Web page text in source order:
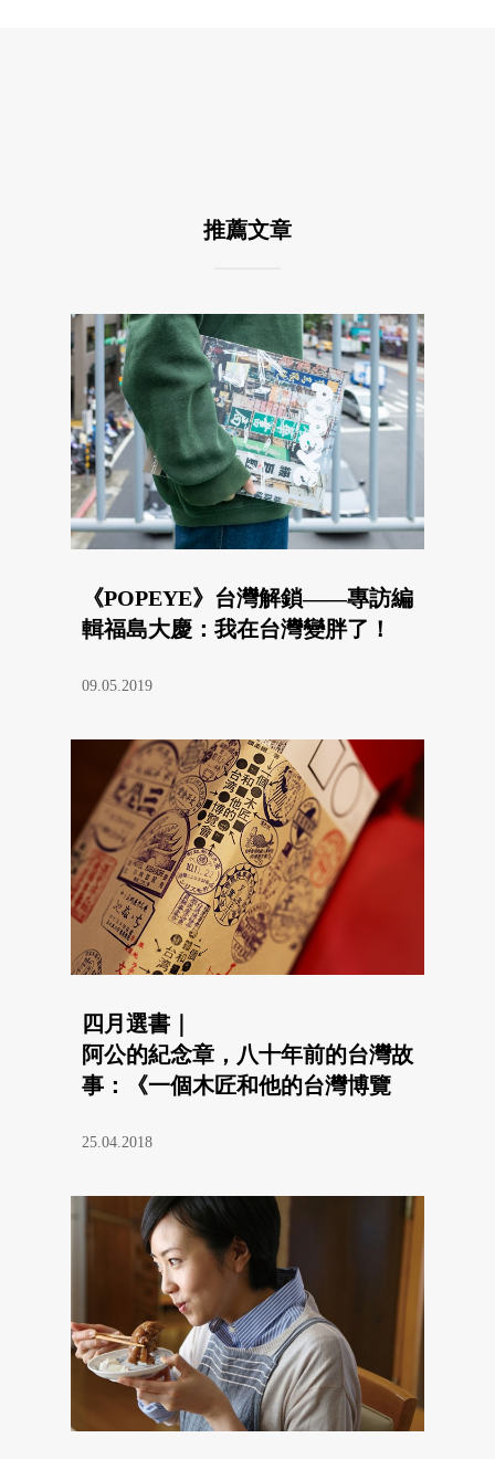
推薦文章
《POPEYE》台灣解鎖——專訪編
輯福島大慶：我在台灣變胖了！
09.05.2019
四月選書｜
阿公的紀念章，八十年前的台灣故
事：《一個木匠和他的台灣博覽
25.04.2018